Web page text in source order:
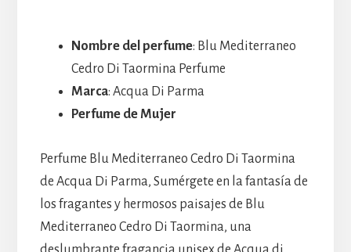
Nombre del perfume: Blu Mediterraneo
Cedro Di Taormina Perfume
Marca: Acqua Di Parma
Perfume de Mujer
Perfume Blu Mediterraneo Cedro Di Taormina
de Acqua Di Parma, Sumérgete en la fantasía de
los fragantes y hermosos paisajes de Blu
Mediterraneo Cedro Di Taormina, una